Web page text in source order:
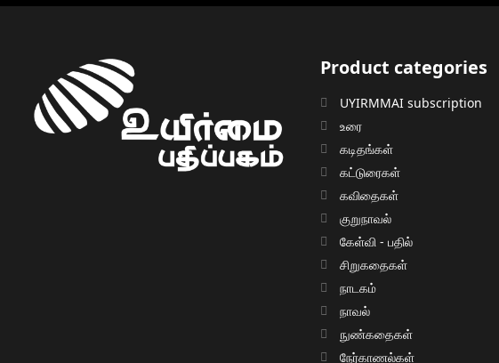
Product categories
UYIRMMAI subscription
உரை
கடிதங்கள்
கட்டுரைகள்
கவிதைகள்
குறுநாவல்
கேள்வி - பதில்
சிறுகதைகள்
நாடகம்
நாவல்
நுண்கதைகள்
நேர்காணல்கள்